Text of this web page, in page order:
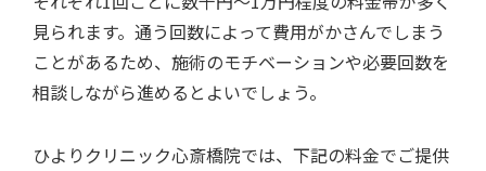
見られます。通う回数によって費用がかさんでしまう
ことがあるため、施術のモチベーションや必要回数を
相談しながら進めるとよいでしょう。
ひよりクリニック心斎橋院では、下記の料金でご提供